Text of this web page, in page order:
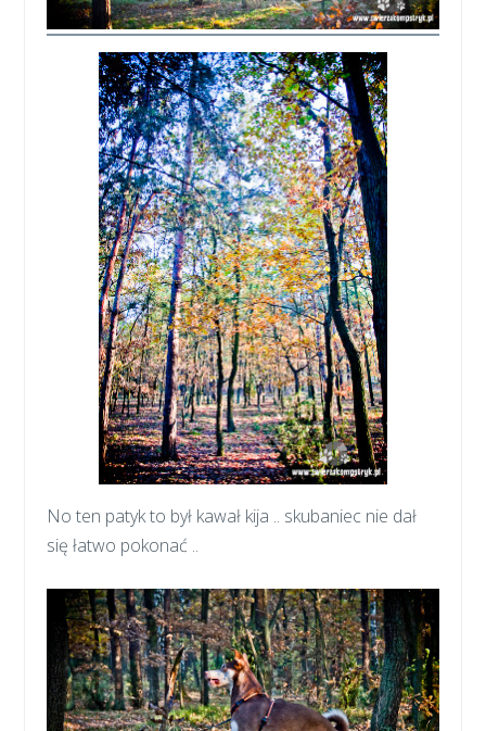
No ten patyk to był kawał kija .. skubaniec nie dał
się łatwo pokonać ..